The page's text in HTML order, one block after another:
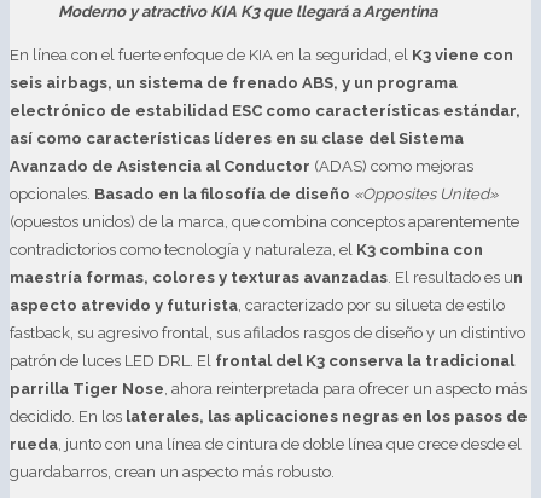
Moderno y atractivo KIA K3 que llegará a Argentina
En línea con el fuerte enfoque de KIA en la seguridad, el K3 viene con
seis airbags, un sistema de frenado ABS, y un programa
electrónico de estabilidad ESC como características estándar,
así como características líderes en su clase del Sistema
Avanzado de Asistencia al Conductor (ADAS) como mejoras
opcionales. Basado en la filosofía de diseño «Opposites United»
(opuestos unidos) de la marca, que combina conceptos aparentemente
contradictorios como tecnología y naturaleza, el K3 combina con
maestría formas, colores y texturas avanzadas . El resultado es un
aspecto atrevido y futurista , caracterizado por su silueta de estilo
fastback, su agresivo frontal, sus afilados rasgos de diseño y un distintivo
patrón de luces LED DRL. El frontal del K3 conserva la tradicional
parrilla Tiger Nose , ahora reinterpretada para ofrecer un aspecto más
decidido. En los laterales, las aplicaciones negras en los pasos de
rueda , junto con una línea de cintura de doble línea que crece desde el
guardabarros, crean un aspecto más robusto.